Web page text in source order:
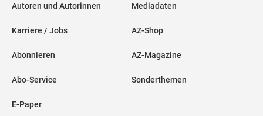
Autoren und Autorinnen
Karriere / Jobs
Abonnieren
Abo-Service
E-Paper
Mediadaten
AZ-Shop
AZ-Magazine
Sonderthemen